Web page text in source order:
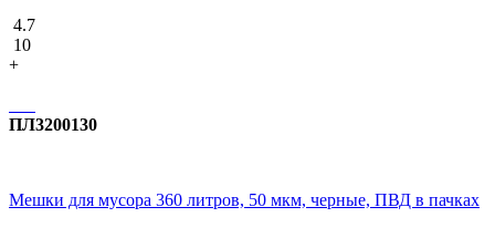
4.7
10
+
ПЛ3200130
Мешки для мусора 360 литров, 50 мкм, черные, ПВД в пачках